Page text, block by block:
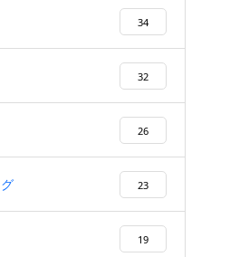
34
32
26
23
19